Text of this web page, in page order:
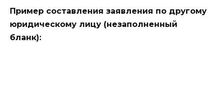
Пример составления заявления по другому
юридическому лицу (незаполненный
бланк):